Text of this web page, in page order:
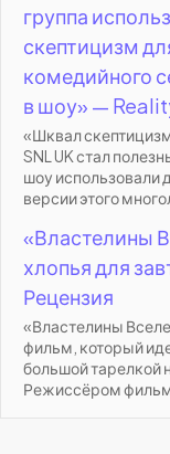
группа
скептицизм
комедийного
в шоу» —
«Шквал
SNL UK стал
шоу использовали
версии этого
«Властелины
хлопья для
Рецензия
«Властелины
фильм, который
большой тарелкой
Режиссёром